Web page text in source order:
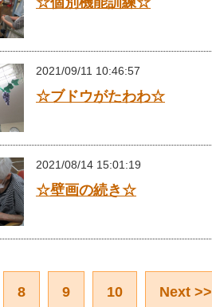
2021/09/11 10:46:57
☆ブドウがたわわ☆
2021/08/14 15:01:19
☆壁画の続き☆
8 9 10 Next >>